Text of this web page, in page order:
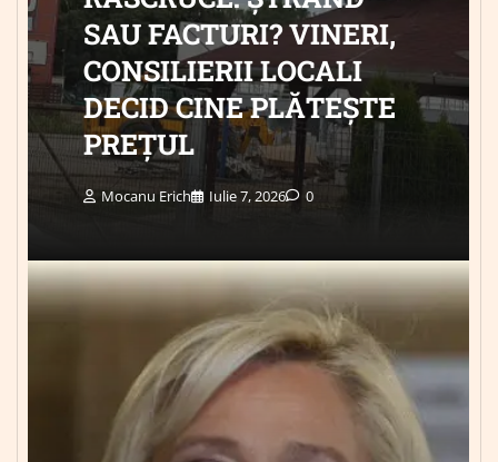
SAU FACTURI? VINERI,
CONSILIERII LOCALI
DECID CINE PLĂTEȘTE
PREȚUL
Mocanu Erich Iulie 7, 2026 0